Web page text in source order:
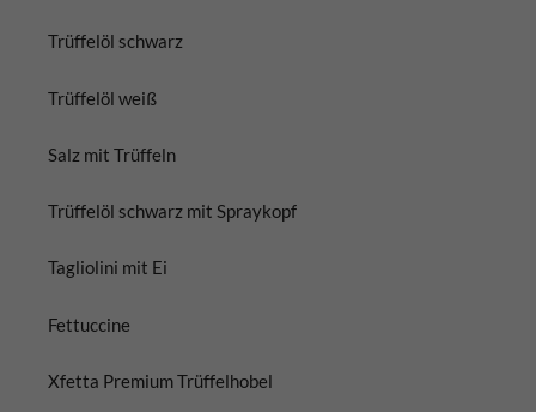
Trüffelöl schwarz
Trüffelöl weiß
Salz mit Trüffeln
Trüffelöl schwarz mit Spraykopf
Tagliolini mit Ei
Fettuccine
Xfetta Premium Trüffelhobel